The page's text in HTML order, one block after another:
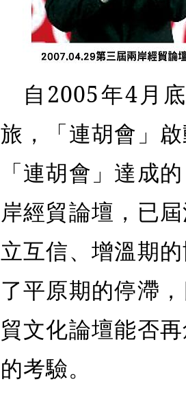
自2005年4月
旅，「連胡會」
「連胡會」達成
岸經貿論壇，已
立互信、增溫期
了平原期的停滯
貿文化論壇能否
的考驗。